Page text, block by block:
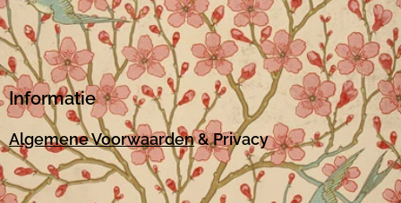
Informatie
Algemene Voorwaarden& Privacy